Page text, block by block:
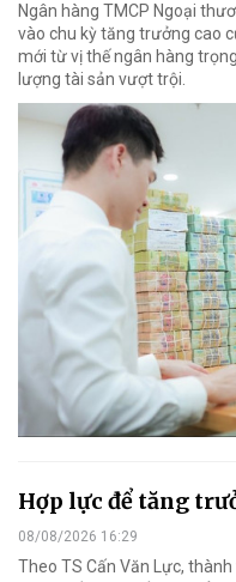
Ngân hàng TMCP Ngoại
vào chu kỳ tăng trưởng cao
mới từ vị thế ngân hàng
lượng tài sản vượt trội.
Hợp lực để tăng
08/08/2026 16:29
Theo TS Cấn Văn Lực,